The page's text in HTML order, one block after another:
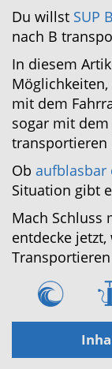
Du willst SUP
nach B
In diesem
mit dem
sogar mit
transportieren
Ob aufblasbar
Situation gibt
Mach Schluss
entdecke